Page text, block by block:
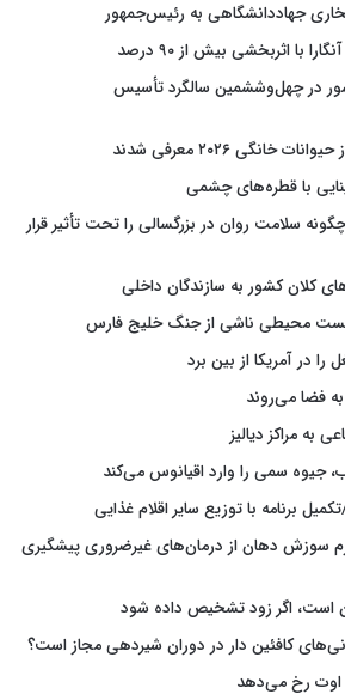
جهاددانشگاهی به رئیس‌جمهور
با اثربخشی بیش از ۹۰ درصد
کشور در چهل‌وششمین سالگرد تأسیس
۲۰۲۶ معرفی شدند
با قطره‌های چشمی
سلامت روان در بزرگسالی را تحت تأثیر قرار
کلان کشور به سازندگان داخلی
محیطی ناشی از جنگ خلیج فارس
در آمریکا از بین برد
سمی را وارد اقیانوس می‌کند
برنامه با توزیع سایر اقلام غذایی
سوزش دهان از درمان‌های غیرضروری پیشگیری
است، اگر زود تشخیص داده شود
کافئین دار در دوران شیردهی مجاز است؟